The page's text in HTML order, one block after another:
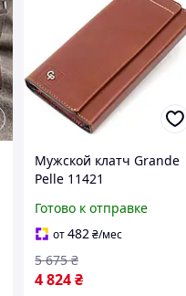
Мужской клатч Grande
Pelle 11421
Натуральная гладкая
кожа
Готово к отправке
от482 ₴/мес
4 824₴
5 675 ₴